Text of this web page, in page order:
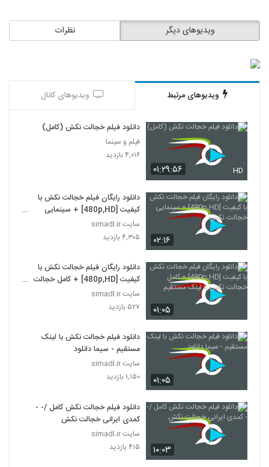
نظرات ویدیوهای دیگر
ویدیوهای مرتبط ویدیوهای کانال
۰۱:۲۹:۵۶ HD
دانلود فیلم خجالت نکش (کامل)
فیلم و سینما
۴,۰۱۶ بازدید
۰۲:۱۶
دانلود رایگان فیلم خجالت نکش با
کیفیت [480p,HD] + سینمایی
خجالت نکش
سایت simadl.ir
۴,۳۰۵ بازدید
۰۱:۰۵
دانلود رایگان فیلم خجالت نکش با
کیفیت [480p,HD] + کامل خجالت
نکش با لینک مستقیم
سایت simadl.ir
۵۲۷ بازدید
۰۱:۰۵
دانلود فیلم خجالت نکش با لینک
مستقیم - سیما دانلود
سایت simadl.ir
۱,۱۵۰ بازدید
۱۰:۰۳
دانلود فیلم خجالت نکش کامل /- -
کمدی ایرانی خجالت نکش
سایت simadl.ir
۴۱۵ بازدید